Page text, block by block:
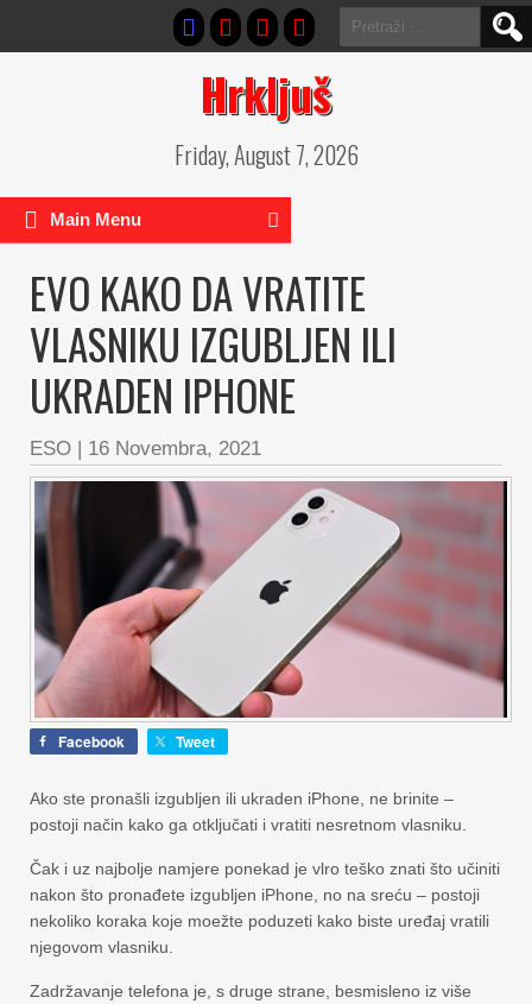
Pretraga:
Hrkljuš
Friday, August 7, 2026
Main Menu
EVO KAKO DA VRATITE
VLASNIKU IZGUBLJEN ILI
UKRADEN IPHONE
ESO | 16 Novembra, 2021
Facebook Tweet
Ako ste pronašli izgubljen ili ukraden iPhone, ne brinite –
postoji način kako ga otključati i vratiti nesretnom vlasniku.
Čak i uz najbolje namjere ponekad je vlro teško znati što učiniti
nakon što pronađete izgubljen iPhone, no na sreću – postoji
nekoliko koraka koje moežte poduzeti kako biste uređaj vratili
njegovom vlasniku.
Zadržavanje telefona je, s druge strane, besmisleno iz više